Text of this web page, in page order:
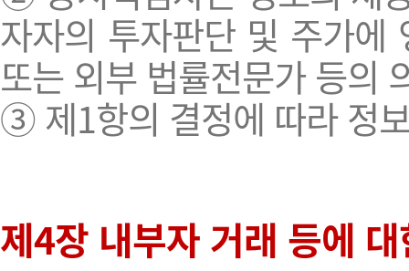
자자의 투자판단 및 주가에
또는 외부 법률전문가 등의
③ 제1항의 결정에 따라 정
제4장 내부자 거래 등에